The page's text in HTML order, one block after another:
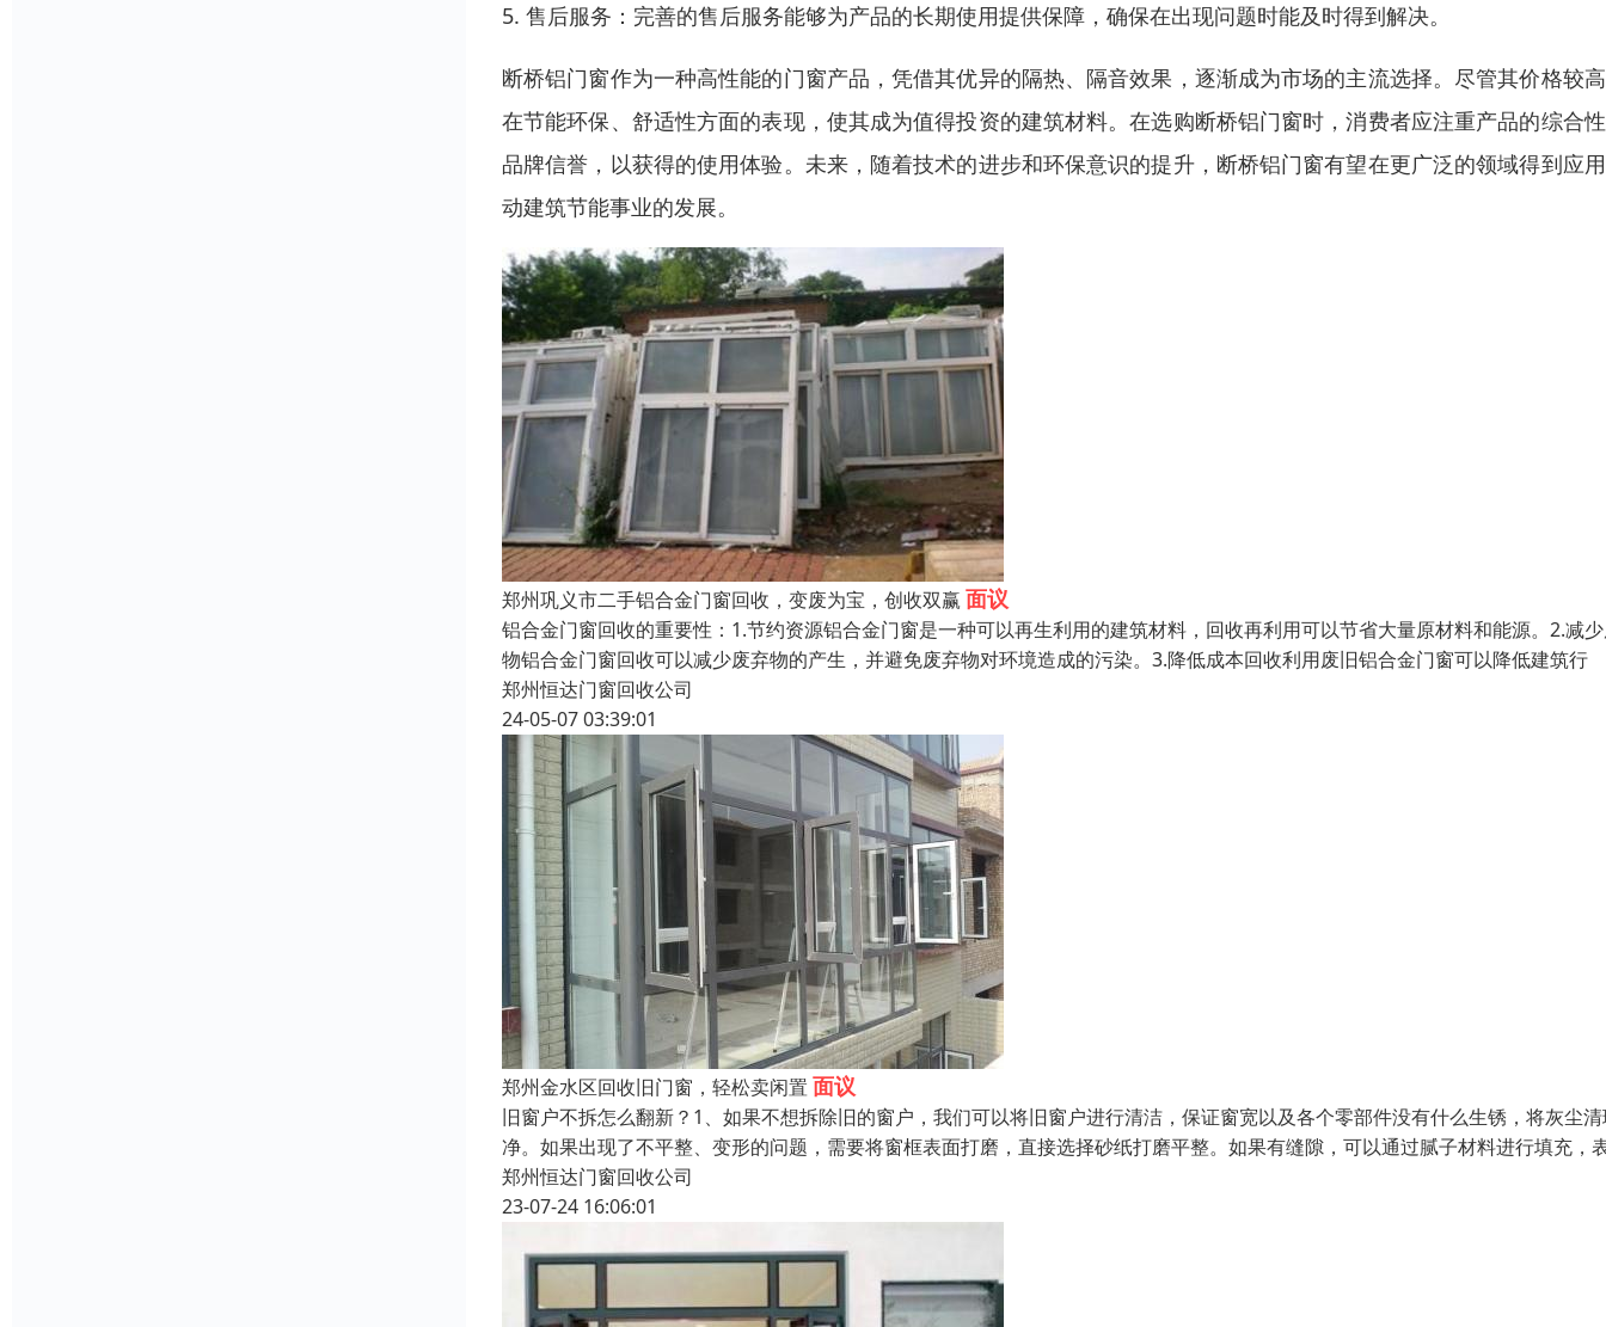
5. 售后服务：完善的售后服务能够为产品的长期使用提供保障，确保在出现问题时能及时得到解决。
断桥铝门窗作为一种高性能的门窗产品，凭借其优异的隔热、隔音效果，逐渐成为市场的主流选择。尽管其价格较
在节能环保、舒适性方面的表现，使其成为值得投资的建筑材料。在选购断桥铝门窗时，消费者应注重产品的综合
品牌信誉，以获得的使用体验。未来，随着技术的进步和环保意识的提升，断桥铝门窗有望在更广泛的领域得到应
动建筑节能事业的发展。
郑州巩义市二手铝合金门窗回收，变废为宝，创收双赢面议
铝合金门窗回收的重要性：1.节约资源铝合金门窗是一种可以再生利用的建筑材料，回收再利用可以节省大量原材料和能源。2.减
物铝合金门窗回收可以减少废弃物的产生，并避免废弃物对环境造成的污染。3.降低成本回收利用废旧铝合金门窗可以降低建筑行
郑州恒达门窗回收公司
24-05-07 03:39:01
郑州金水区回收旧门窗，轻松卖闲置 面议
旧窗户不拆怎么翻新？1、如果不想拆除旧的窗户，我们可以将旧窗户进行清洁，保证窗宽以及各个零部件没有什么生锈，将灰尘
净。如果出现了不平整、变形的问题，需要将窗框表面打磨，直接选择砂纸打磨平整。如果有缝隙，可以通过腻子材料进行填充，
郑州恒达门窗回收公司
23-07-24 16:06:01